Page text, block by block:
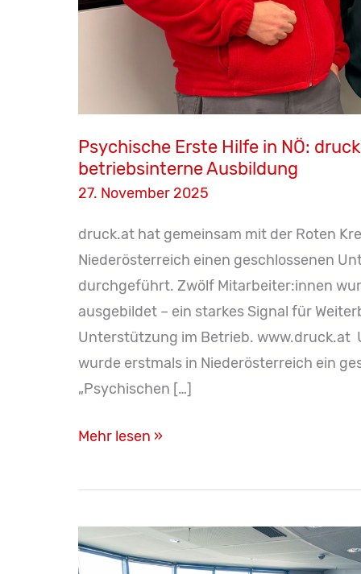
Psychische Erste Hilfe in NÖ:
betriebsinterne Ausbildung
27. November 2025
druck.at hat gemeinsam mit der Roten
Niederösterreich einen geschlossenen
durchgeführt. Zwölf Mitarbeiter:innen
ausgebildet – ein starkes Signal für
Unterstützung im Betrieb. www.druck.at
wurde erstmals in Niederösterreich ein
„Psychischen […]
Psychische
Hilfe
NÖ:
druck.at
Mehr lesen »